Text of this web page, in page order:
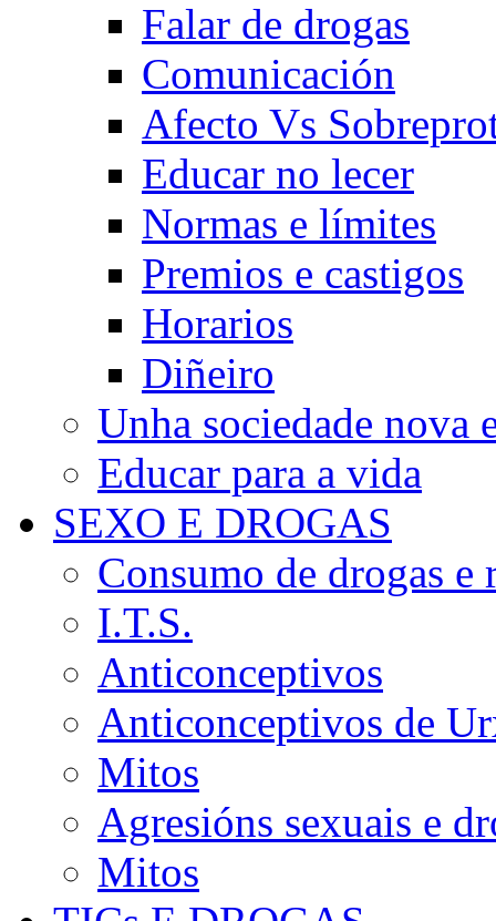
Falar de drogas
Comunicación
Afecto Vs
Educar no lecer
Normas e límites
Premios e castigos
Horarios
Diñeiro
Unha sociedade nova
Educar para a vida
SEXO E DROGAS
Consumo de drogas e
I.T.S.
Anticonceptivos
Anticonceptivos de
Mitos
Agresións sexuais e
Mitos